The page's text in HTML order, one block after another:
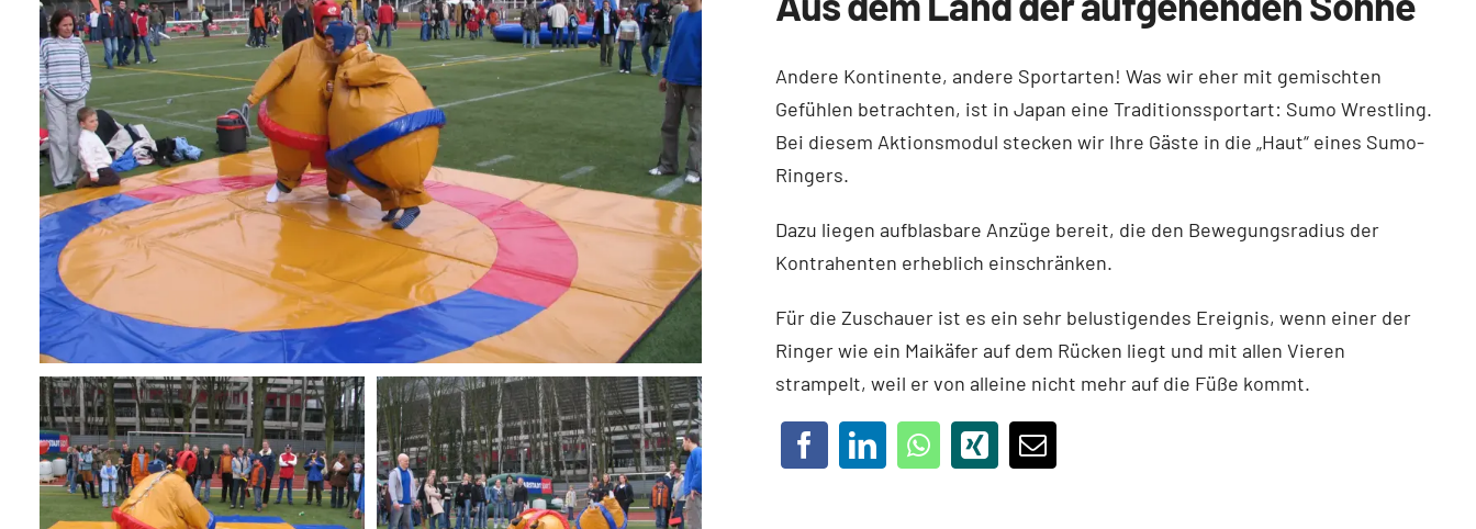
Andere Kontinente, andere Sportarten! Was wir eher mit gemischten
Gefühlen betrachten, ist in Japan eine Traditionssportart: Sumo Wrestling.
Bei diesem Aktionsmodul stecken wir Ihre Gäste in die „Haut“ eines Sumo-
Ringers.
Dazu liegen aufblasbare Anzüge bereit, die den Bewegungsradius der
Kontrahenten erheblich einschränken.
Für die Zuschauer ist es ein sehr belustigendes Ereignis, wenn einer der
Ringer wie ein Maikäfer auf dem Rücken liegt und mit allen Vieren
strampelt, weil er von alleine nicht mehr auf die Füße kommt.